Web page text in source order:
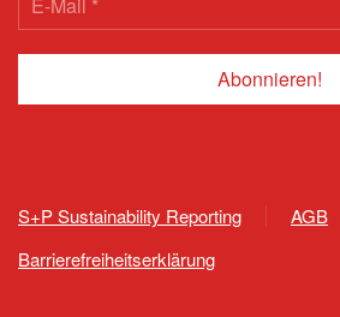
S+P Sustainability Reporting AGB
Barrierefreiheitserklärung